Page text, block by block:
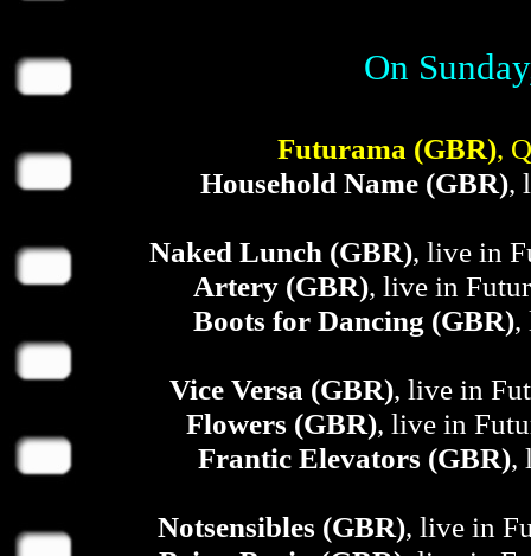
On
Futurama (GBR),
Household Name (GBR),
Naked Lunch (GBR), live in
Artery (GBR), live in
Boots for Dancing (GBR),
Vice Versa (GBR), live in
Flowers (GBR), live in
Frantic Elevators (GBR),
Notsensibles (GBR), live in